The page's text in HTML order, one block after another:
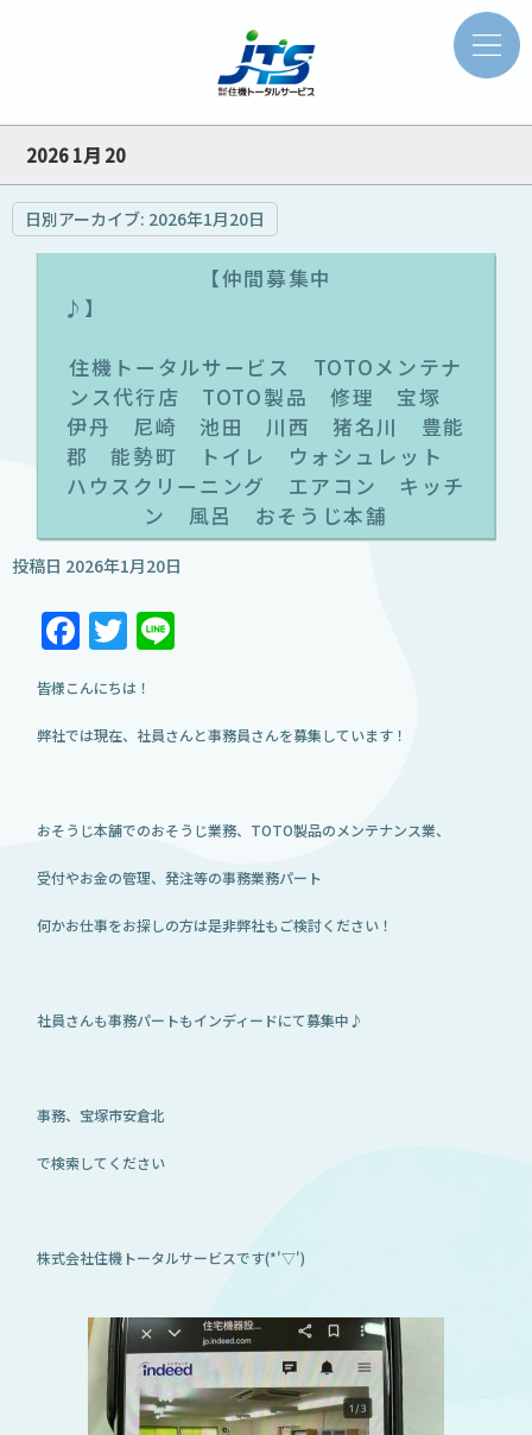
2026 1月 20
日別アーカイブ: 2026年1月20日
【仲間募集中
♪
住機トータルサービス TOTOメンテナ
ンス代行店 TOTO製品 修理 宝塚
伊丹 尼崎 池田 川西 猪名川 豊能
郡 能勢町 トイレ ウォシュレット
ハウスクリーニング エアコン キッチ
ン 風呂 おそうじ本舗
投稿日 2026年1月20日
Facebook
Twitter
皆様こんにちは！
弊社では現在、社員さんと事務員さんを募集しています！
おそうじ本舗でのおそうじ業務、TOTO製品のメンテナンス業、
受付やお金の管理、発注等の事務業務パート
何かお仕事をお探しの方は是非弊社もご検討ください！
社員さんも事務パートもインディードにて募集中♪
事務、宝塚市安倉北
で検索してください
株式会社住機トータルサービスです(*'▽')